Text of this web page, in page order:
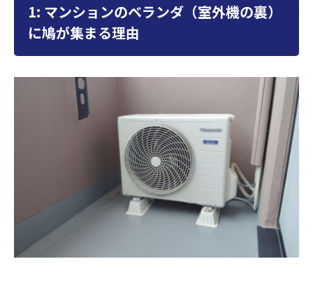
1: マンションのベランダ（室外機の裏）
に鳩が集まる理由